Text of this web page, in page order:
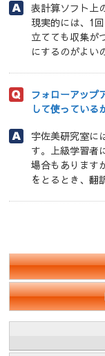
表計算ソフト上
現実的には、1
立てても収集が
にするのがよい
フォローアップ
して使っている
宇佐美研究室に
す。上級学習者
場合もあります
をとるとき、翻